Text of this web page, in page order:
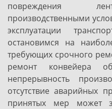
повреждения
производственными
эксплуатации
остановимся на
требующих срочного
ремонт конвейера
непрерывность
отсутствие аварийных
принятых мер может